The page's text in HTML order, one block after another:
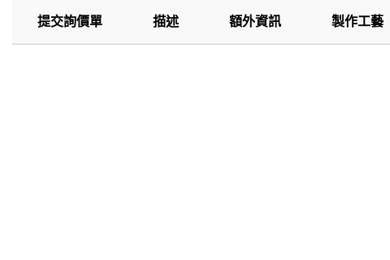
提交詢價單 描述 額外資訊 製作工藝